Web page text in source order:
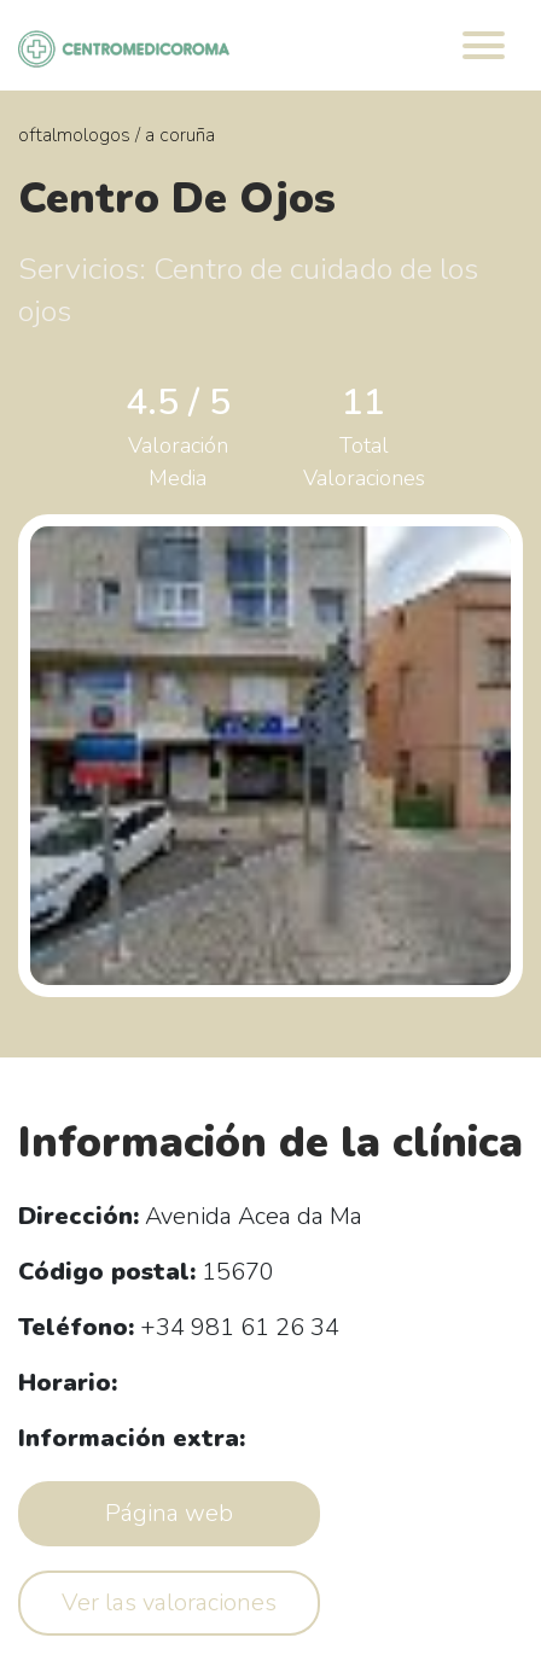
contenido
oftalmologos / a coruña
Centro De Ojos
Servicios: Centro de cuidado de los
ojos
4.5 / 5
Valoración
Media
11
Total
Valoraciones
Información de la clínica
Dirección:Avenida Acea da Ma
Código postal: 15670
Teléfono: +34 981 61 26 34
Horario:
Información extra:
Página web
Ver las valoraciones